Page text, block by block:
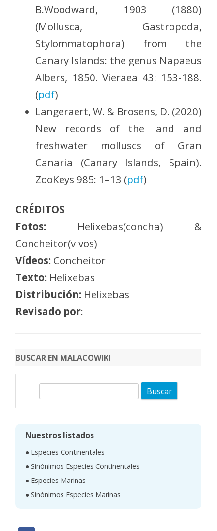
B.Woodward, 1903 (1880)
(Mollusca, Gastropoda,
Stylommatophora) from the
Canary Islands: the genus Napaeus
Albers, 1850. Vieraea 43: 153-188.
(pdf)
Langeraert, W. & Brosens, D. (2020)
New records of the land and
freshwater molluscs of Gran
Canaria (Canary Islands, Spain).
ZooKeys 985: 1–13 (pdf)
CRÉDITOS
Fotos: Helixebas(concha) &
Concheitor(vivos)
Vídeos: Concheitor
Texto: Helixebas
Distribución: Helixebas
Revisado por:
BUSCAR EN MALACOWIKI
Nuestros listados
● Especies Continentales
● Sinónimos Especies Continentales
● Especies Marinas
● Sinónimos Especies Marinas